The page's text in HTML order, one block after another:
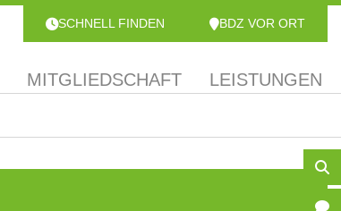
SCHNELL FINDEN BDZ VOR ORT
MITGLIEDSCHAFT LEISTUNGEN